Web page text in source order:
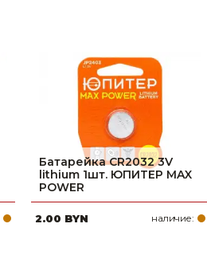
Батарейка CR2032 3V
lithium 1шт. ЮПИТЕР MAX
POWER
2.00 BYN наличие: